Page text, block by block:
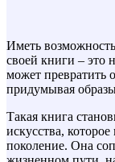
Иметь
своей книги – это
может
придумывая
Такая книга
искусства,
поколение. Она